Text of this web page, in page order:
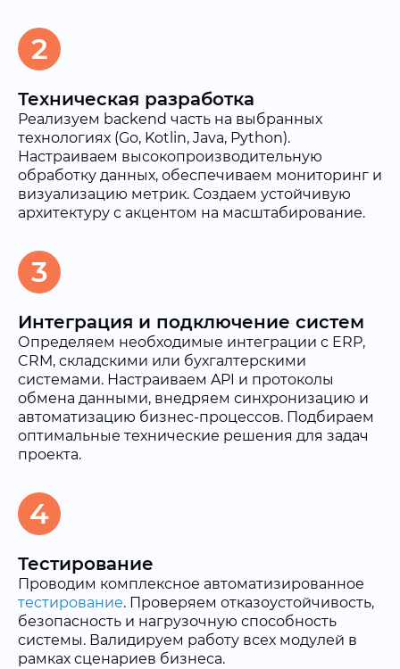
2
Техническая разработка
Реализуем backend часть на выбранных
технологиях (Go, Kotlin, Java, Python).
Настраиваем высокопроизводительную
обработку данных, обеспечиваем мониторинг и
визуализацию метрик. Создаем устойчивую
архитектуру с акцентом на масштабирование.
3
Интеграция и подключение систем
Определяем необходимые интеграции с ERP,
CRM, складскими или бухгалтерскими
системами. Настраиваем API и протоколы
обмена данными, внедряем синхронизацию и
автоматизацию бизнес-процессов. Подбираем
оптимальные технические решения для задач
проекта.
4
Тестирование
Проводим комплексное автоматизированное
тестирование. Проверяем отказоустойчивость,
безопасность и нагрузочную способность
системы. Валидируем работу всех модулей в
рамках сценариев бизнеса.